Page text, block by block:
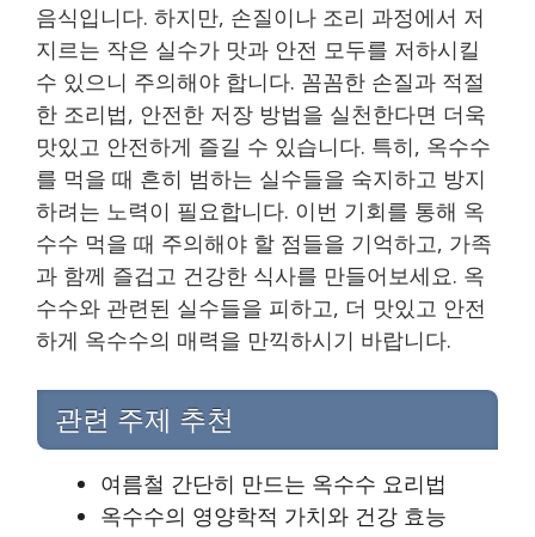
음식입니다. 하지만, 손질이나 조리 과정에서 저
지르는 작은 실수가 맛과 안전 모두를 저하시킬
수 있으니 주의해야 합니다. 꼼꼼한 손질과 적절
한 조리법, 안전한 저장 방법을 실천한다면 더욱
맛있고 안전하게 즐길 수 있습니다. 특히, 옥수수
를 먹을 때 흔히 범하는 실수들을 숙지하고 방지
하려는 노력이 필요합니다. 이번 기회를 통해 옥
수수 먹을 때 주의해야 할 점들을 기억하고, 가족
과 함께 즐겁고 건강한 식사를 만들어보세요. 옥
수수와 관련된 실수들을 피하고, 더 맛있고 안전
하게 옥수수의 매력을 만끽하시기 바랍니다.
관련 주제 추천
여름철 간단히 만드는 옥수수 요리법
옥수수의 영양학적 가치와 건강 효능